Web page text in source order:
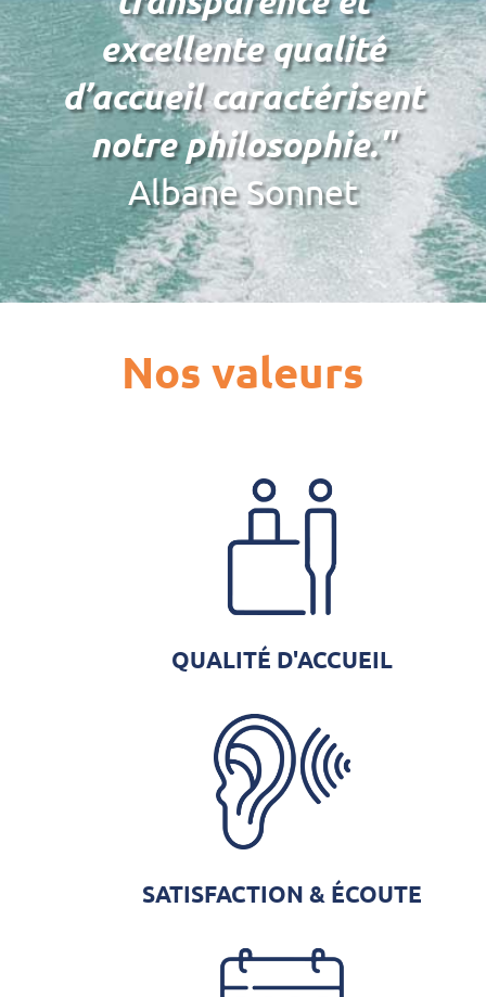
excellente qualité
d’accueil caractérisent
notre philosophie."
Albane Sonnet
Nos valeurs
QUALITÉ D'ACCUEIL
SATISFACTION & ÉCOUTE